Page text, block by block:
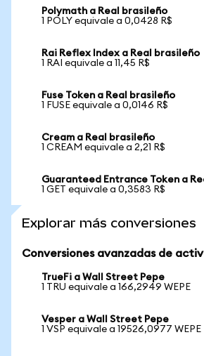
Polymath a Real brasileño
1 POLY equivale a 0,0428 R$
Rai Reflex Index a Real brasileño
1 RAI equivale a 11,45 R$
Fuse Token a Real brasileño
1 FUSE equivale a 0,0146 R$
Cream a Real brasileño
1 CREAM equivale a 2,21 R$
Guaranteed Entrance Token a
1 GET equivale a 0,3583 R$
Explorar más conversiones
Conversiones avanzadas de
TrueFi a Wall Street Pepe
1 TRU equivale a 166,2949 WEPE
Vesper a Wall Street Pepe
1 VSP equivale a 19526,0977 WEPE